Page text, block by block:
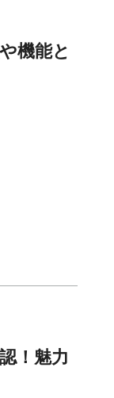
機能と
！魅力